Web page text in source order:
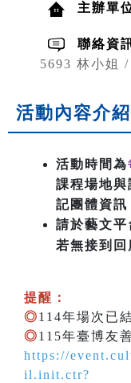
主辦單
聯絡資
5693 林小姐
活動內容介紹
活動時間為
課程場地與
記團體資訊
請於藝文平
若無接到回
提醒：
◎114年場次已
◎115年臺博友
https://
il.init.ctr?